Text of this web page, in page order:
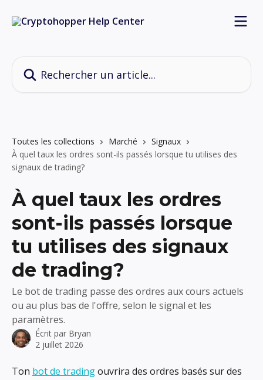
Toutes les collections Marché
Signaux
À quel taux les ordres sont-ils passés lorsque tu utilises des
signaux de trading?
À quel taux les ordres
sont-ils passés lorsque
tu utilises des signaux
de trading?
Le bot de trading passe des ordres aux cours actuels
ou au plus bas de l'offre, selon le signal et les
paramètres.
Écrit par Bryan
2 juillet 2026
Ton bot de trading ouvrira des ordres basés sur des